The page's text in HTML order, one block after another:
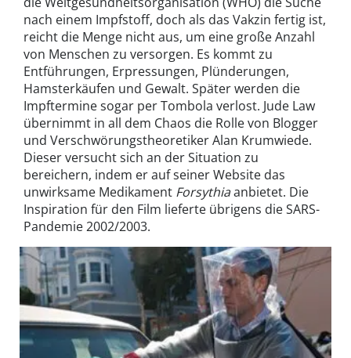
nach einem Impfstoff, doch als das Vakzin fertig ist,
reicht die Menge nicht aus, um eine große Anzahl
von Menschen zu versorgen. Es kommt zu
Entführungen, Erpressungen, Plünderungen,
Hamsterkäufen und Gewalt. Später werden die
Impftermine sogar per Tombola verlost. Jude Law
übernimmt in all dem Chaos die Rolle von Blogger
und Verschwörungstheoretiker Alan Krumwiede.
Dieser versucht sich an der Situation zu
bereichern, indem er auf seiner Website das
unwirksame Medikament Forsythiaanbietet. Die
Inspiration für den Film lieferte übrigens die SARS-
Pandemie 2002/2003.